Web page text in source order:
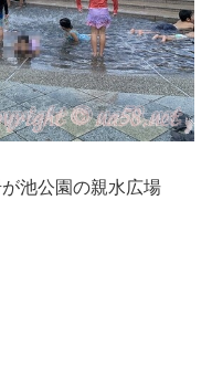
池公園の親水広場